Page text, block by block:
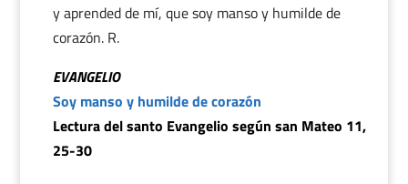
y aprended de mí, que soy manso y humilde de
corazón. R.
EVANGELIO
Soy manso y humilde de corazón
Lectura del santo Evangelio según san Mateo 11,
25-30